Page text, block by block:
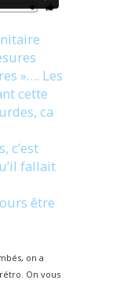
»…. Les
cette
ca
c’est
fallait
être
on a
On vous